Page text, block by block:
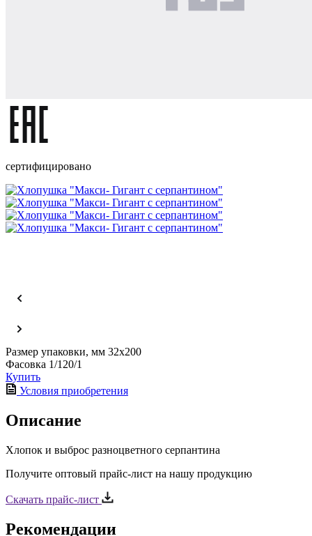
сертифицировано
Размер упаковки, мм 32х200
Фасовка 1/120/1
Купить
Условия приобретения
Описание
Хлопок и выброс разноцветного серпантина
Получите оптовый прайс-лист на нашу продукцию
Скачать прайс-лист
Рекомендации